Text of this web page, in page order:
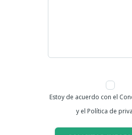
Estoy de acuerdo con el
y el Política de